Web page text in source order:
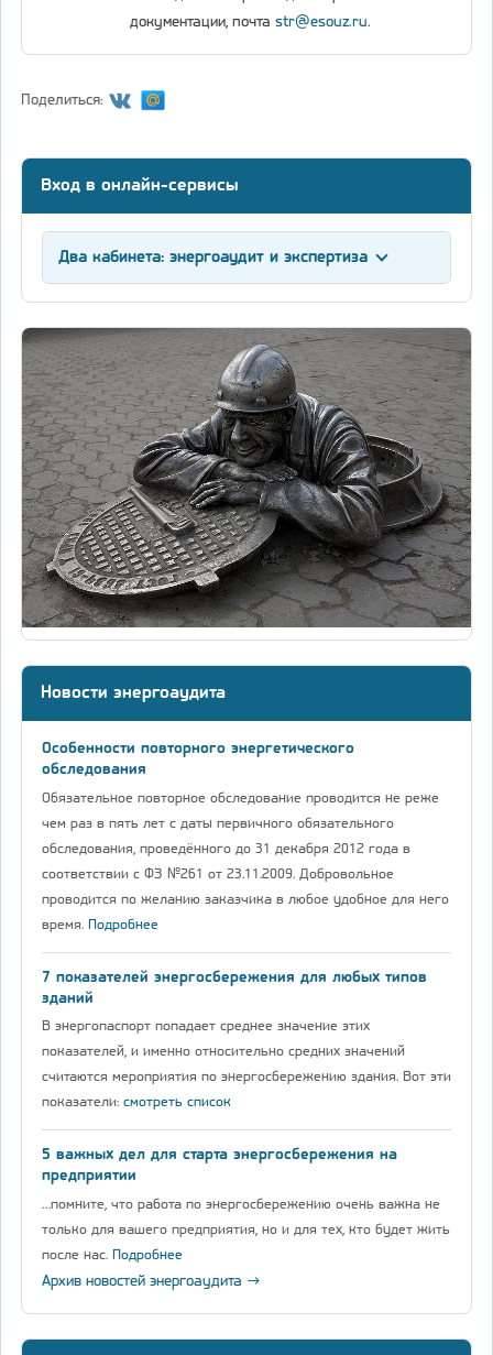
документации, почта str@esouz.ru.
Поделиться:
Вход в онлайн-сервисы
Два кабинета: энергоаудит и экспертиза
Новости энергоаудита
Особенности повторного энергетического
обследования
Обязательное повторное обследование проводится не реже
чем раз в пять лет с даты первичного обязательного
обследования, проведённого до 31 декабря 2012 года в
соответствии с ФЗ №261 от 23.11.2009. Добровольное
проводится по желанию заказчика в любое удобное для него
время. Подробнее
7 показателей энергосбережения для любых типов
зданий
В энергопаспорт попадает среднее значение этих
показателей, и именно относительно средних значений
считаются мероприятия по энергосбережению здания. Вот эти
показатели: смотреть список
5 важных дел для старта энергосбережения на
предприятии
…помните, что работа по энергосбережению очень важна не
только для вашего предприятия, но и для тех, кто будет жить
после нас. Подробнее
Архив новостей энергоаудита →